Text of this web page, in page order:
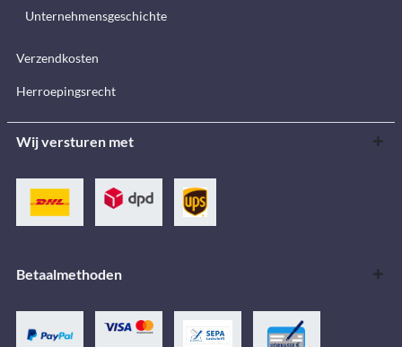
Unternehmensgeschichte
Verzendkosten
Herroepingsrecht
Wij versturen met
Betaalmethoden